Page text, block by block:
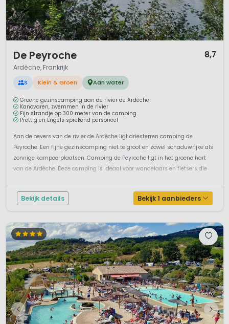
De Peyroche 8,7
Ardèche, Frankrijk
S Klein & Groen Aan water
Groene gezinscamping aan de rivier de Ardèche
Kanovaren, zwemmen in de rivier
Fijn strandje op 300 meter van de camping
Prettig en Engels sprekend personeel
Aan de oevers van de rivier de Ardèche ligt driesterren camping de
Peyroche. Een fijne gezinscamping niet te groot en zowel schaduwrijke als
zonnige kampeerplaatsen. Camping de Peyroche ligt in het groene hart
van de Ardèche. Deze camping is ideaal voor wandelaars en fietsers die
Bekijk details Bekijk 1 aanbieders